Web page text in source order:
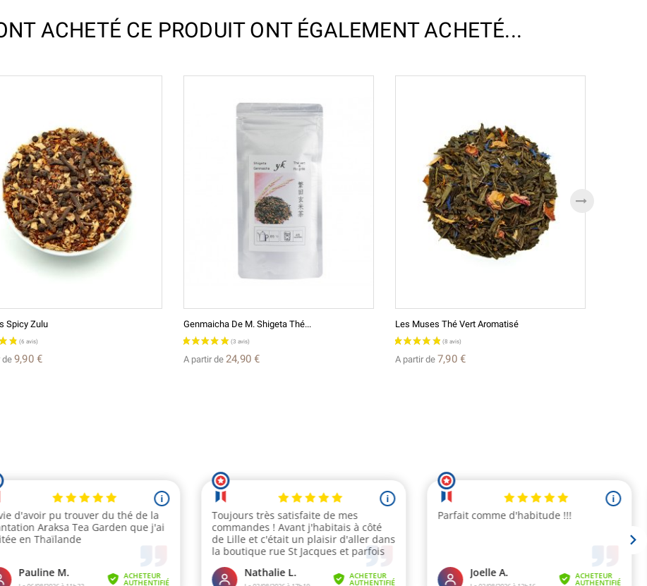
ACHETÉ CE PRODUIT ONT ÉGALEMENT ACHETÉ...
Spicy Zulu
de 9,90 €
Genmaicha De M. Shigeta Thé...
A partir de 24,90 €
Les Muses Thé Vert Aromatisé
A partir de 7,90 €